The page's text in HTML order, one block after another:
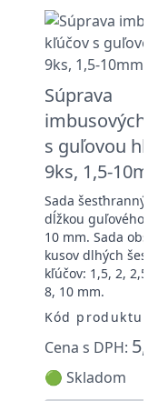
Súprava
imbusových
s guľovou
9ks, 1,5-
Sada
dĺžkou guľového
10 mm. Sada
kusov dlhých
kľúčov: 1,5, 2, 2,5,
8, 10 mm.
Kód produktu:
Cena s DPH:
🟢 Skladom